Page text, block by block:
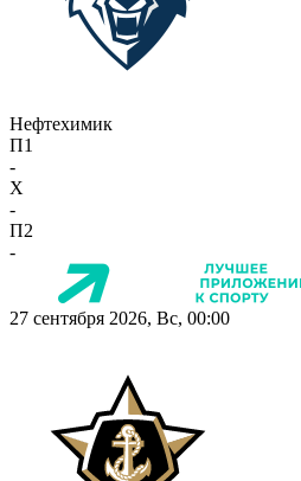
Нефтехимик
П1
-
X
-
П2
-
27 сентября 2026, Вс, 00:00